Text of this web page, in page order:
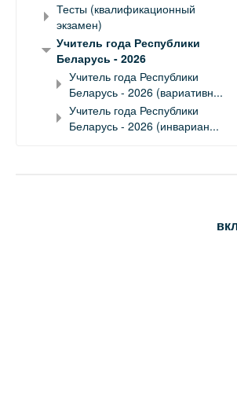
Тесты (квалификационный
экзамен)
Учитель года Республики
Беларусь - 2026
Учитель года Республики
Беларусь - 2026 (вариативн...
Учитель года Республики
Беларусь - 2026 (инвариан...